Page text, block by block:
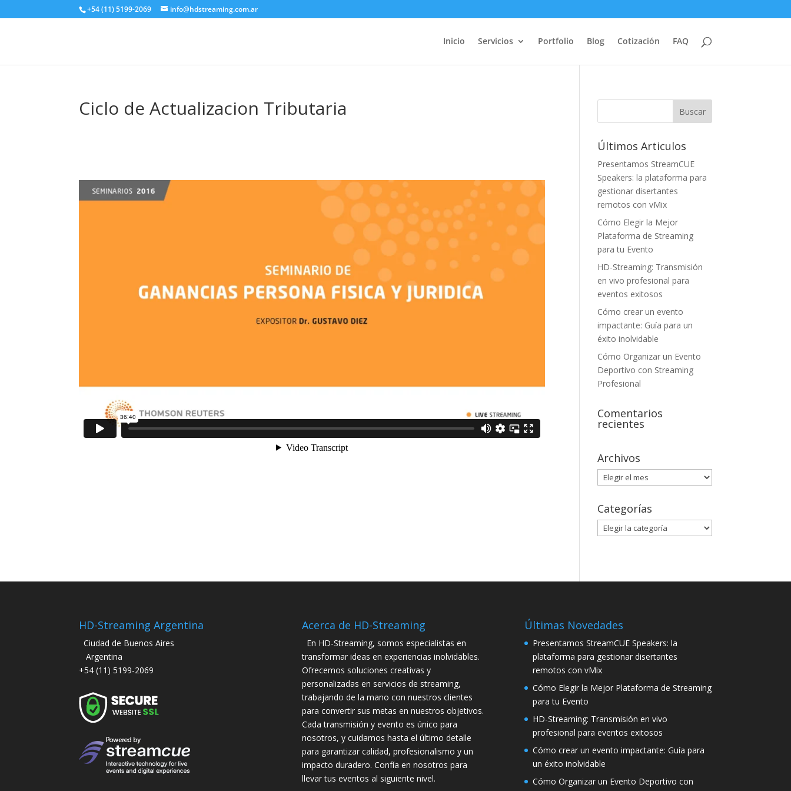
+54 (11) 5199-2069 info@hdstreaming.com.ar
Inicio Servicios Portfolio Blog Cotización FAQ
Ciclo de Actualizacion Tributaria
Últimos Articulos
Presentamos StreamCUE
Speakers: la plataforma para
gestionar disertantes
remotos con vMix
Cómo Elegir la Mejor
Plataforma de Streaming
para tu Evento
HD-Streaming: Transmisión
en vivo profesional para
eventos exitosos
Cómo crear un evento
impactante: Guía para un
éxito inolvidable
Cómo Organizar un Evento
Deportivo con Streaming
Profesional
Comentarios
recientes
Archivos
Archivos
Categorías
Categorías
HD-Streaming Argentina
Ciudad de Buenos Aires
Argentina
+54 (11) 5199-2069
Acerca de HD-Streaming
En HD-Streaming, somos especialistas en
transformar ideas en experiencias inolvidables.
Ofrecemos soluciones creativas y
personalizadas en servicios de streaming,
trabajando de la mano con nuestros clientes
para convertir sus metas en nuestros objetivos.
Cada transmisión y evento es único para
nosotros, y cuidamos hasta el último detalle
para garantizar calidad, profesionalismo y un
impacto duradero. Confía en nosotros para
llevar tus eventos al siguiente nivel.
Últimas Novedades
Presentamos StreamCUE Speakers: la
plataforma para gestionar disertantes
remotos con vMix
Cómo Elegir la Mejor Plataforma de Streaming
para tu Evento
HD-Streaming: Transmisión en vivo
profesional para eventos exitosos
Cómo crear un evento impactante: Guía para
un éxito inolvidable
Cómo Organizar un Evento Deportivo con